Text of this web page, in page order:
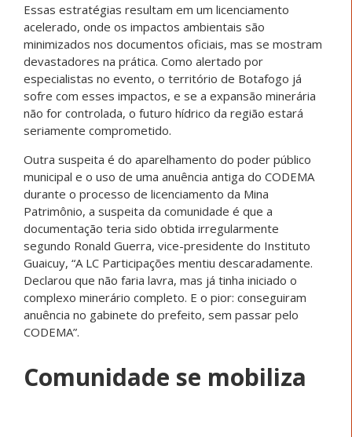
Essas estratégias resultam em um licenciamento
acelerado, onde os impactos ambientais são
minimizados nos documentos oficiais, mas se mostram
devastadores na prática. Como alertado por
especialistas no evento, o território de Botafogo já
sofre com esses impactos, e se a expansão minerária
não for controlada, o futuro hídrico da região estará
seriamente comprometido.
Outra suspeita é do aparelhamento do poder público
municipal e o uso de uma anuência antiga do CODEMA
durante o processo de licenciamento da Mina
Patrimônio, a suspeita da comunidade é que a
documentação teria sido obtida irregularmente
segundo Ronald Guerra, vice-presidente do Instituto
Guaicuy, “A LC Participações mentiu descaradamente.
Declarou que não faria lavra, mas já tinha iniciado o
complexo minerário completo. E o pior: conseguiram
anuência no gabinete do prefeito, sem passar pelo
CODEMA”.
Comunidade se mobiliza